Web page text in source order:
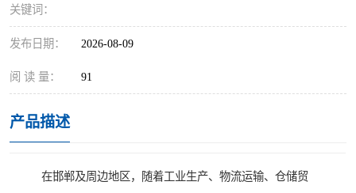
关键词：
发布日期： 2026-08-09
阅 读 量： 91
产品描述
在邯郸及周边地区，随着工业生产、物流运输、仓储贸